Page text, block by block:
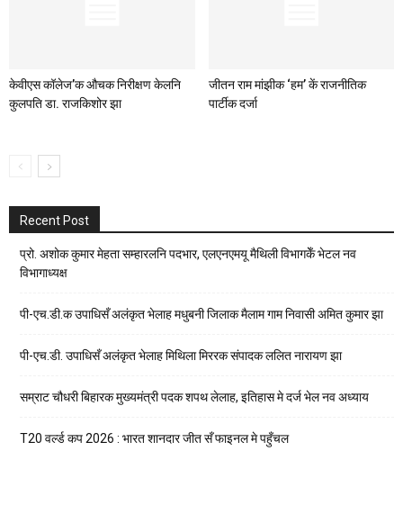
केवीएस कॉलेज’क औचक निरीक्षण केलनि
कुलपति डा. राजकिशोर झा
जीतन राम मांझीक ‘हम’ कें राजनीतिक
पार्टीक दर्जा
Recent Post
प्रो. अशोक कुमार मेहता सम्हारलनि पदभार, एलएनएमयू मैथिली विभागकेँ भेटल नव
विभागाध्यक्ष
पी-एच.डी.क उपाधिसँ अलंकृत भेलाह मधुबनी जिलाक मैलाम गाम निवासी अमित कुमार झा
पी-एच.डी. उपाधिसँ अलंकृत भेलाह मिथिला मिररक संपादक ललित नारायण झा
सम्राट चौधरी बिहारक मुख्यमंत्री पदक शपथ लेलाह, इतिहास मे दर्ज भेल नव अध्याय
T20 वर्ल्ड कप 2026 : भारत शानदार जीत सँ फाइनल मे पहुँचल